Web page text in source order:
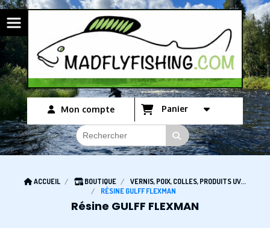
Mon compte Panier
ACCUEIL BOUTIQUE
VERNIS, POIX, COLLES, PRODUITS UV...
RÉSINE GULFF FLEXMAN
Résine GULFF FLEXMAN
Panneau de gestion des cookies